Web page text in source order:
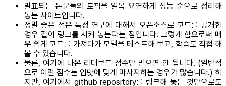
발표되는 논문들의 토픽을 일목 요연하게 성능 순으로 정리해
놓는 사이트입니다.
정말 좋은 점은 특정 연구에 대해서 오픈소스로 코드를 공개한
경우 같이 링크를 시켜 놓는다는 점입니다. 그렇게 함으로써 매
우 쉽게 코드를 가져다가 모델을 테스트해 보고, 학습도 직접 해
볼 수 있습니다.
물론, 여기에 나온 리더보드 점수만 믿으면 안 됩니다. (일반적
으로 이런 점수는 입맛에 맞게 마사지하는 경우가 많습니다.) 하
지만, 여기에서 github repository를 링크해 놓는 것만으로도